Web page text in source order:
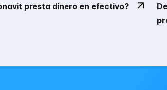
presta dinero en efectivo?